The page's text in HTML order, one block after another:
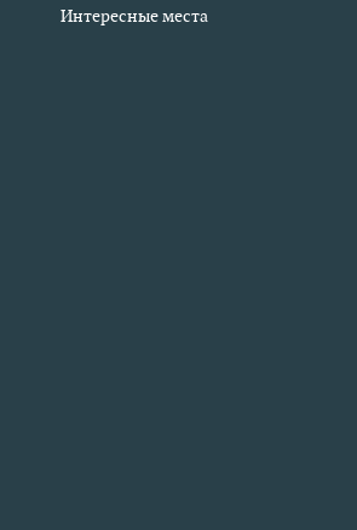
Интересные места